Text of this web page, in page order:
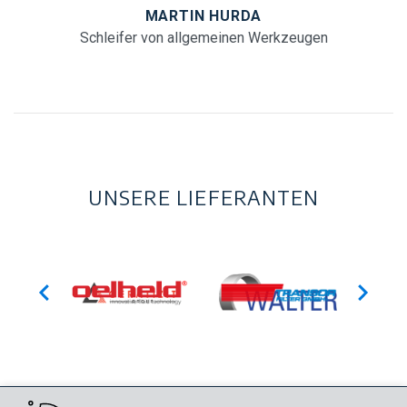
MARTIN HURDA
Schleifer von allgemeinen Werkzeugen
UNSERE LIEFERANTEN